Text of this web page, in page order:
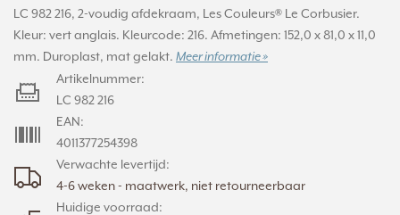
LC 982 216, 2-voudig afdekraam, Les Couleurs® Le Corbusier.
Kleur: vert anglais. Kleurcode: 216. Afmetingen: 152,0 x 81,0 x 11,0
mm. Duroplast, mat gelakt. Meer informatie »
Verwachte levertijd:
4-6 weken - maatwerk, niet retourneerbaar
Huidige voorraad:
Artikelnummer:
LC 982 216
EAN:
4011377254398